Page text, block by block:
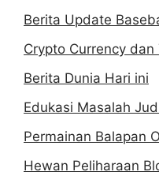
Berita Update
Crypto Currency dan
Berita Dunia Hari ini
Edukasi Masalah
Permainan Balapan
Hewan Peliharaan